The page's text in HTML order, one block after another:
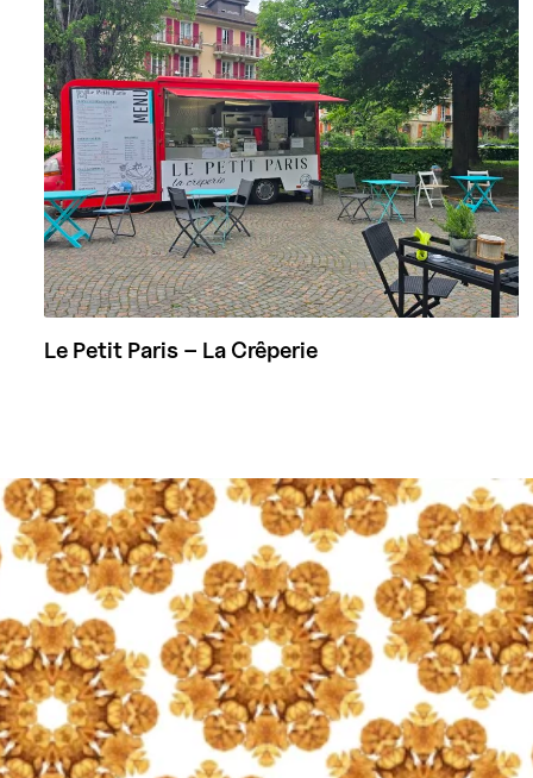
Le Petit Paris – La Crêperie